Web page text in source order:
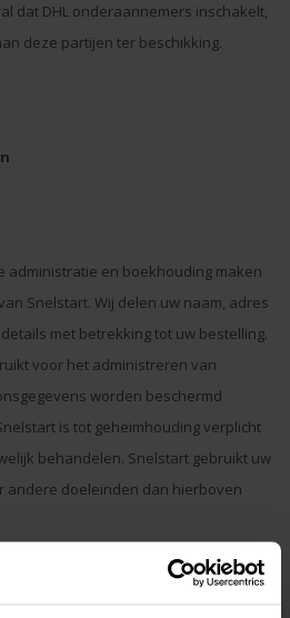
dat DHL onderaannemers inschakelt,
deze partijen ter beschikking.
administratie en boekhouding maken
Snelstart. Wij delen uw naam, adres
met betrekking tot uw bestelling.
voor het administreren van
worden beschermd
is tot geheimhouding verplicht
behandelen. Snelstart gebruikt uw
andere doeleinden dan hierboven